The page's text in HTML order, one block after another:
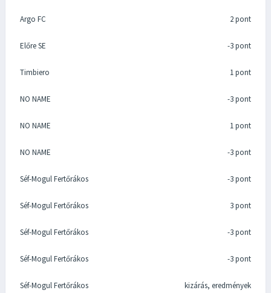
Argo FC 2 pont
Előre SE -3 pont
Timbiero 1 pont
NO NAME -3 pont
NO NAME 1 pont
NO NAME -3 pont
Séf-Mogul Fertőrákos -3 pont
Séf-Mogul Fertőrákos 3 pont
Séf-Mogul Fertőrákos -3 pont
Séf-Mogul Fertőrákos -3 pont
Séf-Mogul Fertőrákos
kizárás, eredmények